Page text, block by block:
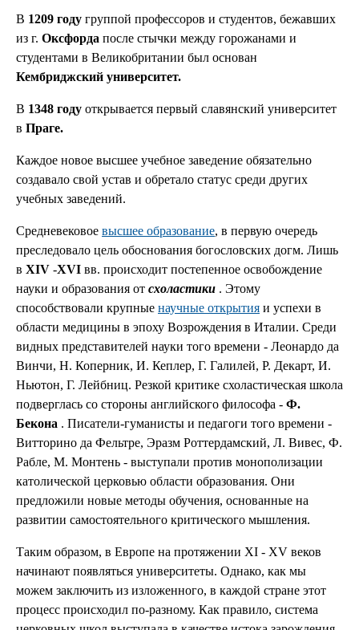
В 1209 году группой профессоров и студентов, бежавших
из г. Оксфорда после стычки между горожанами и
студентами в Великобритании был основан
Кембриджский университет.
В 1348 году открывается первый славянский университет
в Праге.
Каждое новое высшее учебное заведение обязательно
создавало свой устав и обретало статус среди других
учебных заведений.
Средневековое высшее образование, в первую очередь
преследовало цель обоснования богословских догм. Лишь
в XIV -XVI вв. происходит постепенное освобождение
науки и образования от схоластики . Этому
способствовали крупные научные открытия и успехи в
области медицины в эпоху Возрождения в Италии. Среди
видных представителей науки того времени - Леонардо да
Винчи, Н. Коперник, И. Кеплер, Г. Галилей, Р. Декарт, И.
Ньютон, Г. Лейбниц. Резкой критике схоластическая школа
подверглась со стороны английского философа - Ф.
Бекона . Писатели-гуманисты и педагоги того времени -
Витторино да Фельтре, Эразм Роттердамский, Л. Вивес, Ф.
Рабле, М. Монтень - выступали против монополизации
католической церковью области образования. Они
предложили новые методы обучения, основанные на
развитии самостоятельного критического мышления.
Таким образом, в Европе на протяжении XI - XV веков
начинают появляться университеты. Однако, как мы
можем заключить из изложенного, в каждой стране этот
процесс происходил по-разному. Как правило, система